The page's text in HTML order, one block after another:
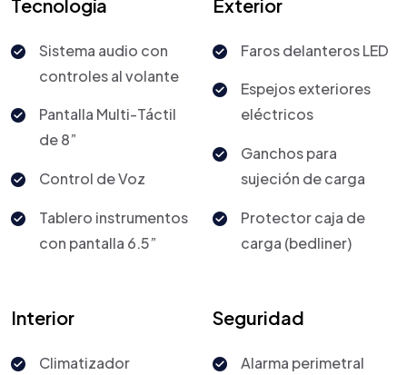
Tecnología
Sistema audio con
controles al volante
Pantalla Multi-Táctil
de 8”
Control de Voz
Tablero instrumentos
con pantalla 6.5”
Exterior
Faros delanteros LED
Espejos exteriores
eléctricos
Ganchos para
sujeción de carga
Protector caja de
carga (bedliner)
Interior
Climatizador
Seguridad
Alarma perimetral